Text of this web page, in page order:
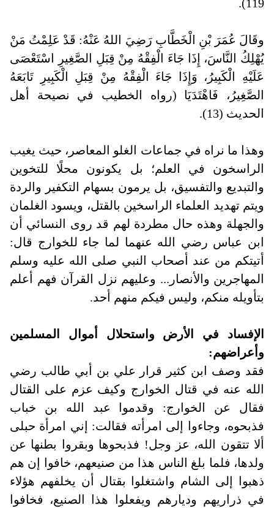
119).
وقَالَ عُمَرَ بْنِ الْخَطَّابِ رَضِيَ اللهُ عَنْهُ: قَدْ عَلِمْتُ مَنْ
يُهْلِكُ النَّاسَ، إِذَا جَاءَ الْفِقْهُ مِنْ قِبَلِ الصَّغِيرِ اسْتَعْصَى
عَلَيْهِ الْكَبِيرُ، وَإِذَا جَاءَ الْفِقْهُ مِنْ قِبَلِ الْكَبِيرِ تَابَعَهُ
الصَّغِيرُ، فَاهْتَدَيَا (رواه الخطيب في نصيحة أهل
الحديث (13).
وهذا ما نراه في جماعات الغلو المعاصر، حيث يغيب
الراسخون في العلم؛ بل يكونون محلًا للتخوين
والتبديع والتفسيق، بل يرمون بسهام التكفير والردة
ويتم تهديد العلماء الراسخين بالقتل، ويسود الغلمان
والجهلة وهذه حال مطردة لهم قد روى النسائي أن
ابن عباس رضي الله عنهما لما جاء للخوارج قال:
أتيتكم من عند أصحاب النبي صلى الله عليه وسلم
المهاجرين والأنصار... وعليهم نزل القرآن فهم أعلم
بتأويله منكم، وليس فيكم منهم أحد.
الإفساد في الأرض واستحلال أموال المسلمين
وأعراضهم:
فقد وصف ابن كثير قرار علي بن أبي طالب رضي
الله عنه في قتال الخوارج وكيف عزم على القتال
فقال عن الخوارج: وقدموا عبد الله بن خباب
فذبحوه، وجاءوا إلى امرأته فقالت: إني امرأة حبلى
ألا تتقون الله، عز وجل! فذبحوها وبقروا بطنها عن
ولدها، فلما بلغ الناس هذا من صنيعهم، خافوا إن هم
ذهبوا إلى الشام واشتغلوا بقتال أن يخلفهم هؤلاء
في ذراريهم وديارهم ويفعلوا هذا الصنيع، فخافوا